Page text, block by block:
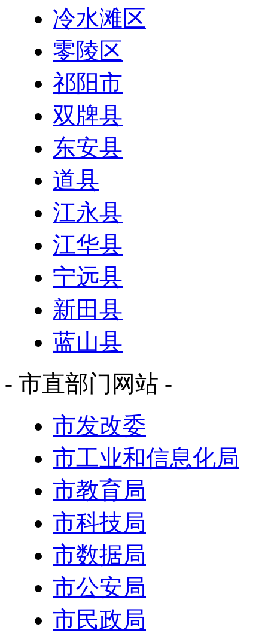
冷水滩区
零陵区
祁阳市
双牌县
东安县
道县
江永县
江华县
宁远县
新田县
蓝山县
- 市直部门网站 -
市发改委
市工业和信息化局
市教育局
市科技局
市数据局
市公安局
市民政局